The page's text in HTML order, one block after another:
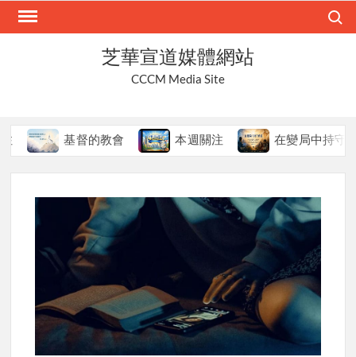
Skip
芝華宣道媒體網站
CCCM Media Site
基督的教會 本週關注 在變局中持守真道